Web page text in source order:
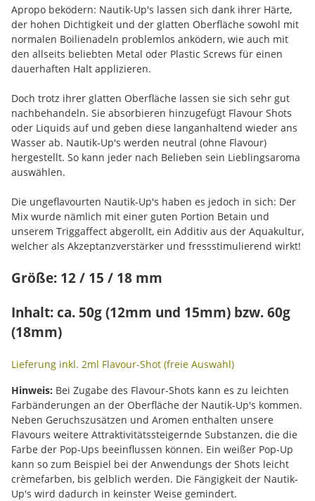
Apropo beködern: Nautik-Up's lassen sich dank ihrer Härte,
der hohen Dichtigkeit und der glatten Oberfläche sowohl mit
normalen Boilienadeln problemlos anködern, wie auch mit
den allseits beliebten Metal oder Plastic Screws für einen
dauerhaften Halt applizieren.
Doch trotz ihrer glatten Oberfläche lassen sie sich sehr gut
nachbehandeln. Sie absorbieren hinzugefügt Flavour Shots
oder Liquids auf und geben diese langanhaltend wieder ans
Wasser ab. Nautik-Up's werden neutral (ohne Flavour)
hergestellt. So kann jeder nach Belieben sein Lieblingsaroma
auswählen.
Die ungeflavourten Nautik-Up's haben es jedoch in sich: Der
Mix wurde nämlich mit einer guten Portion Betain und
unserem Triggaffect abgerollt, ein Additiv aus der Aquakultur,
welcher als Akzeptanzverstärker und fressstimulierend wirkt!
Größe: 12 / 15 / 18 mm
Inhalt: ca. 50g (12mm und 15mm) bzw. 60g
(18mm)
Lieferung inkl. 2ml Flavour-Shot (freie Auswahl)
Hinweis: Bei Zugabe des Flavour-Shots kann es zu leichten
Farbänderungen an der Oberfläche der Nautik-Up's kommen.
Neben Geruchszusätzen und Aromen enthalten unsere
Flavours weitere Attraktivitätssteigernde Substanzen, die die
Farbe der Pop-Ups beeinflussen können. Ein weißer Pop-Up
kann so zum Beispiel bei der Anwendungs der Shots leicht
crèmefarben, bis gelblich werden. Die Fängigkeit der Nautik-
Up's wird dadurch in keinster Weise gemindert.